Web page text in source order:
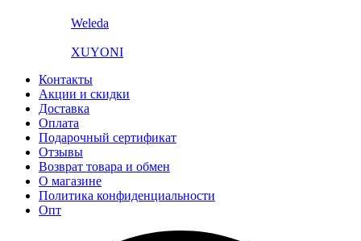
Weleda
XUYONI
Контакты
Акции и скидки
Доставка
Оплата
Подарочный сертификат
Отзывы
Возврат товара и обмен
О магазине
Политика конфиденциальности
Опт